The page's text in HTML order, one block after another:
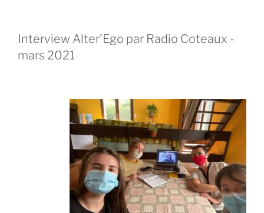
Interview Alter'Ego par Radio Coteaux -
mars 2021